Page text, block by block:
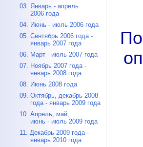
03. Январь - апрель
2006 года
04. Июнь - июль 2006 года
05. Сентябрь 2006 года -
январь 2007 года
06. Март - июль 2007 года
07. Ноябрь 2007 года -
январь 2008 года
08. Июнь 2008 года
09. Октябрь, декабрь 2008
года - январь 2009 года
10. Апрель, май,
июнь - июль 2009 года
11. Декабрь 2009 года -
январь 2010 года